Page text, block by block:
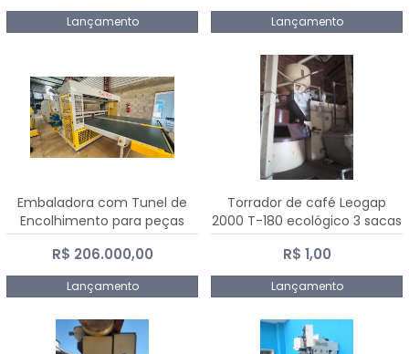
Lançamento Lançamento
Embaladora com Tunel de
Encolhimento para peças
grandes portas janelas -
Dalmak
R$ 206.000,00
Lançamento
Torrador de café Leogap
2000 T-180 ecológico 3 sacas
de carga 540 kg/h
R$ 1,00
Lançamento